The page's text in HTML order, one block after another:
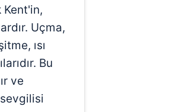
Kent'in,
Uçma,
ısı
Bu
ve